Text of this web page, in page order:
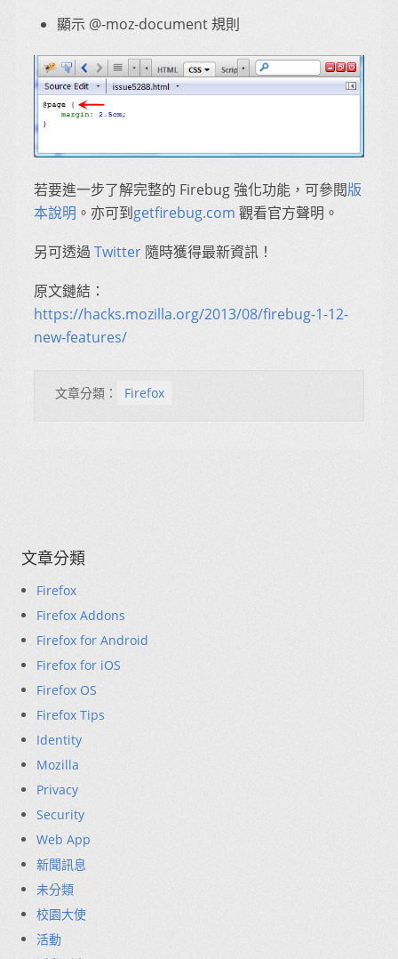
顯示 @-moz-document 規則
若要進一步了解完整的 Firebug 強化功能，可參閱版
本說明 。亦可到getfirebug.com 觀看官方聲明。
另可透過 Twitter 隨時獲得最新資訊！
原文鏈結：
https://hacks.mozilla.org/2013/08/firebug-1-12-
new-features/
文章分類： Firefox
文章分類
Firefox
Firefox Addons
Firefox for Android
Firefox for iOS
Firefox OS
Firefox Tips
Identity
Mozilla
Privacy
Security
Web App
新聞訊息
未分類
校園大使
活動